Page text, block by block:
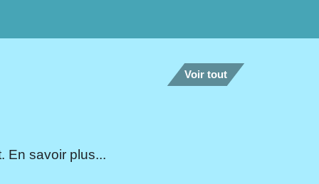
Voir tout
En savoir plus...